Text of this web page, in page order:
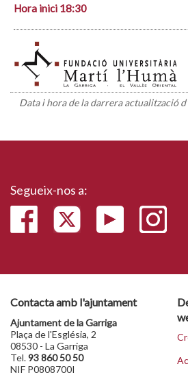
Hora inici 18:30
Data i hora de la darrera actualització
Segueix-nos a:
Contacta amb l'ajuntament
Ajuntament de la Garriga
Plaça de l'Església, 2
08530 - La Garriga
Tel.93 860 50 50
NIF P0808700I